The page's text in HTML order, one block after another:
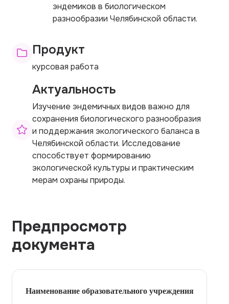
эндемиков в биологическом
разнообразии Челябинской области.
Продукт
курсовая работа
Актуальность
Изучение эндемичных видов важно для
сохранения биологического разнообразия
и поддержания экологического баланса в
Челябинской области. Исследование
способствует формированию
экологической культуры и практическим
мерам охраны природы.
Предпросмотр
документа
Наименование образовательного учреждения